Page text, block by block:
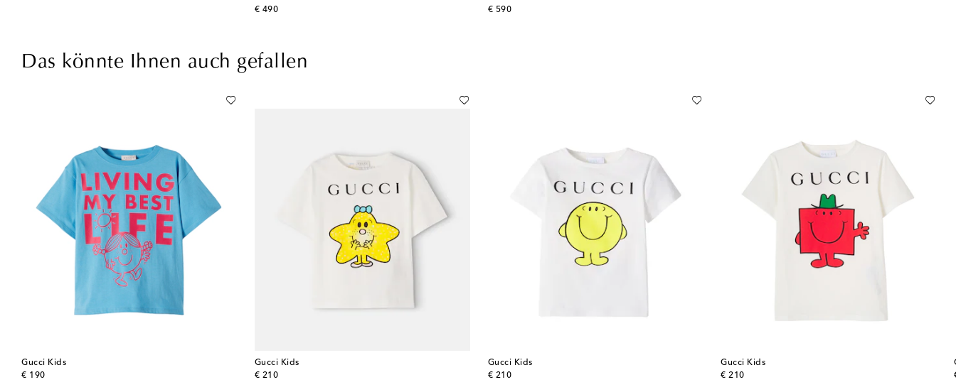
€ 490
original price
€ 590
original price
Das könnte Ihnen auch gefallen
Gucci Kids
€ 190
original price
Gucci Kids
€ 210
original price
Gucci Kids
€ 210
original price
Gucci Kids
€ 210
original price